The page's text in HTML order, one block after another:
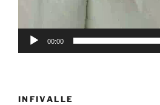
00:00
INFIVALLE